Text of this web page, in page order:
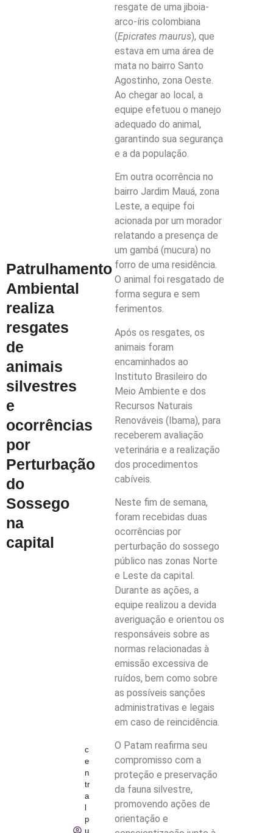
Patrulhamento
Ambiental
realiza
resgates
de
animais
silvestres
e
ocorrências
por
Perturbação
do
Sossego
na
capital
c
e
n
tr
a
p
u
resgate de uma jiboia-
arco-íris colombiana
(Epicrates maurus), que
estava em uma área de
mata no bairro Santo
Agostinho, zona Oeste.
Ao chegar ao local, a
equipe efetuou o manejo
adequado do animal,
garantindo sua segurança
e a da população.
Em outra ocorrência no
bairro Jardim Mauá, zona
Leste, a equipe foi
acionada por um morador
relatando a presença de
um gambá (mucura) no
forro de uma residência.
O animal foi resgatado de
forma segura e sem
ferimentos.
Após os resgates, os
animais foram
encaminhados ao
Instituto Brasileiro do
Meio Ambiente e dos
Recursos Naturais
Renováveis (Ibama), para
receberem avaliação
veterinária e a realização
dos procedimentos
cabíveis.
Neste fim de semana,
foram recebidas duas
ocorrências por
perturbação do sossego
público nas zonas Norte
e Leste da capital.
Durante as ações, a
equipe realizou a devida
averiguação e orientou os
responsáveis sobre as
normas relacionadas à
emissão excessiva de
ruídos, bem como sobre
as possíveis sanções
administrativas e legais
em caso de reincidência.
O Patam reafirma seu
compromisso com a
proteção e preservação
da fauna silvestre,
promovendo ações de
orientação e